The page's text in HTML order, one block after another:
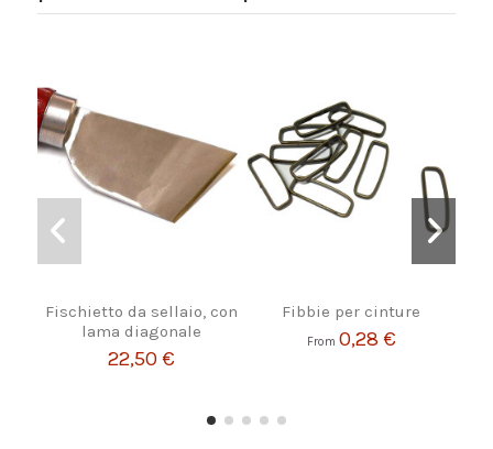
Fischietto da sellaio, con
lama diagonale
22,50 €
Fibbie per cinture
From 0,28 €